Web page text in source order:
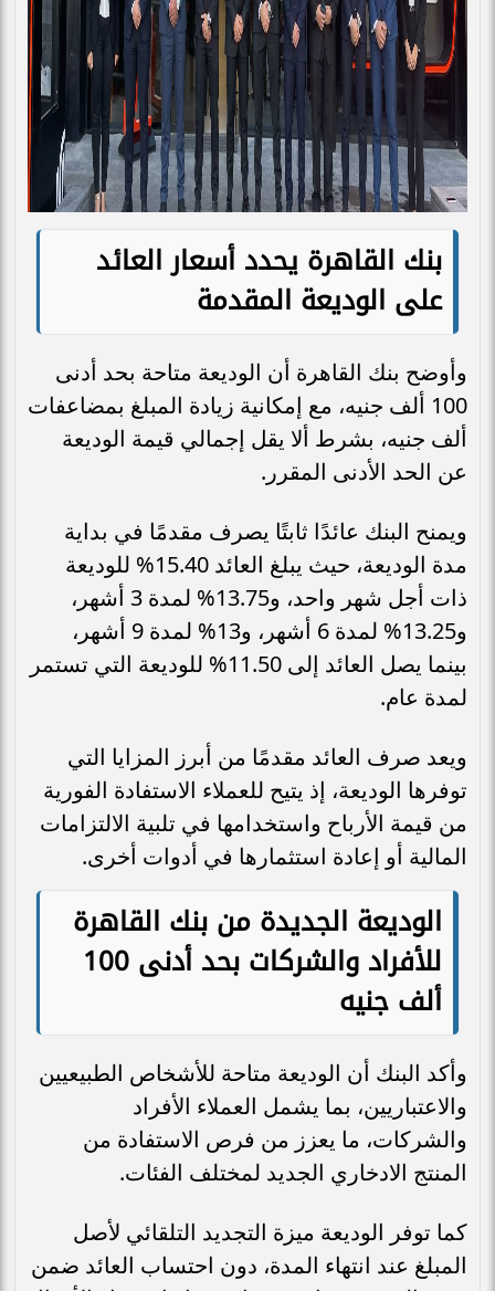
بنك القاهرة يحدد أسعار العائد
على الوديعة المقدمة
وأوضح بنك القاهرة أن الوديعة متاحة بحد أدنى
100 ألف جنيه، مع إمكانية زيادة المبلغ بمضاعفات
ألف جنيه، بشرط ألا يقل إجمالي قيمة الوديعة
عن الحد الأدنى المقرر.
ويمنح البنك عائدًا ثابتًا يصرف مقدمًا في بداية
مدة الوديعة، حيث يبلغ العائد 15.40% للوديعة
ذات أجل شهر واحد، و13.75% لمدة 3 أشهر،
و13.25% لمدة 6 أشهر، و13% لمدة 9 أشهر،
بينما يصل العائد إلى 11.50% للوديعة التي تستمر
لمدة عام.
ويعد صرف العائد مقدمًا من أبرز المزايا التي
توفرها الوديعة، إذ يتيح للعملاء الاستفادة الفورية
من قيمة الأرباح واستخدامها في تلبية الالتزامات
المالية أو إعادة استثمارها في أدوات أخرى.
الوديعة الجديدة من بنك القاهرة
للأفراد والشركات بحد أدنى 100
ألف جنيه
وأكد البنك أن الوديعة متاحة للأشخاص الطبيعيين
والاعتباريين، بما يشمل العملاء الأفراد
والشركات، ما يعزز من فرص الاستفادة من
المنتج الادخاري الجديد لمختلف الفئات.
كما توفر الوديعة ميزة التجديد التلقائي لأصل
المبلغ عند انتهاء المدة، دون احتساب العائد ضمن